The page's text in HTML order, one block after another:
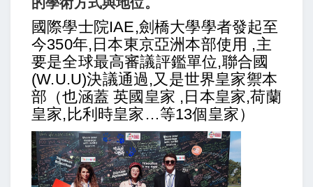
國際學士院IAE,劍橋大學學者發起至
今350年,日本東京亞洲本部使用 ,主
要是全球最高審議評鑑單位,聯合國
(W.U.U)決議通過,又是世界皇家禦本
部（也涵蓋 英國皇家 ,日本皇家,荷蘭
皇家,比利時皇家…等13個皇家）